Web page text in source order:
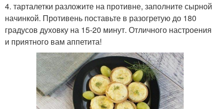
4. тарталетки разложите на противне, заполните сырной
начинкой. Противень поставьте в разогретую до 180
градусов духовку на 15-20 минут. Отличного настроения
и приятного вам аппетита!